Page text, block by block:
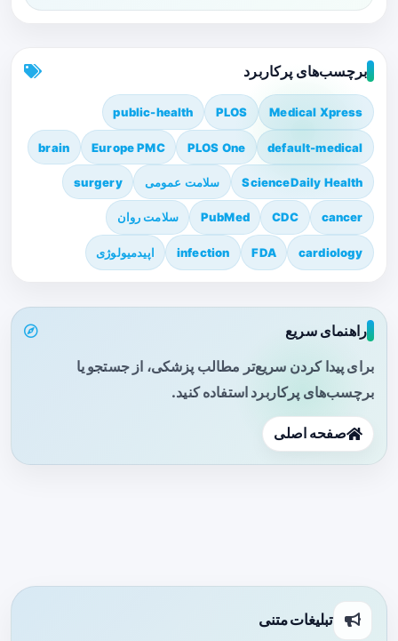
برچسب‌های پرکاربرد
Medical Xpress
PLOS
public-health
default-medical
PLOS One
Europe PMC
brain
ScienceDaily Health سلامت عمومی surgery
cancer
CDC
PubMed سلامت روان
cardiology
FDA
infection اپیدمیولوژی
راهنمای سریع
برای پیدا کردن سریع‌تر مطالب پزشکی، از جستجو یا
برچسب‌های پرکاربرد استفاده کنید.
صفحه اصلی
تبلیغات متنی